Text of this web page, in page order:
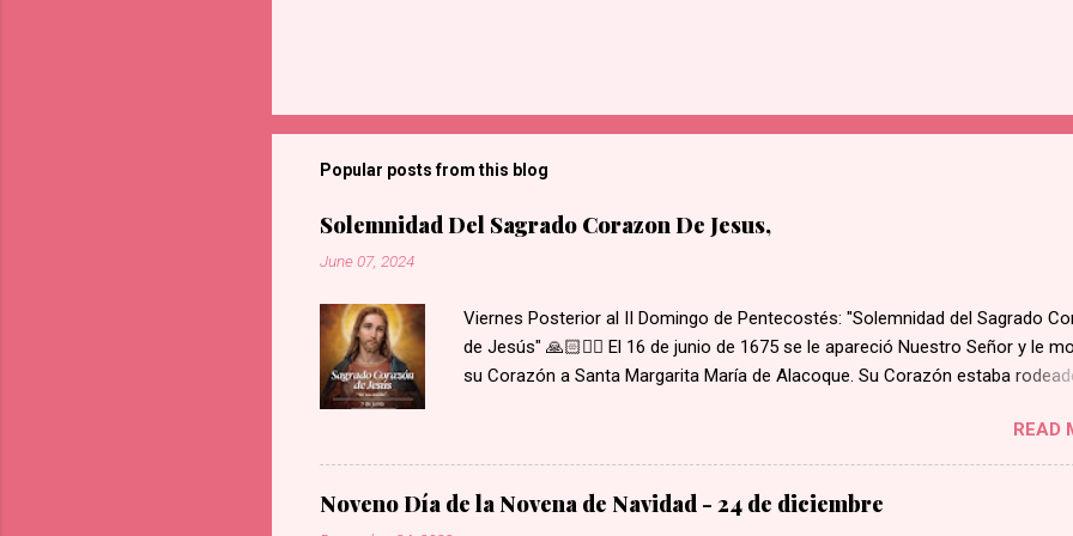
Popular posts from this blog
Solemnidad Del Sagrado Corazon De Jesus,
June 07, 2024
Viernes Posterior al II Domingo de Pentecostés: "Solemnidad del Sagrado
de Jesús" 🙏🏻❤️‍🔥 El 16 de junio de 1675 se le apareció Nuestro Señor y le
su Corazón a Santa Margarita María de Alacoque. Su Corazón estaba
sangre y, del interior de su corazón, salía una cruz. Santa Margarita escuchó
Nuestro Señor decir: "He aquí el Corazón que tanto ha amado a los
cambio, de la mayor parte de los hombres no recibe nada más que ingratitud,
irreverencia y desprecio, en este sacramento de amor." He aquí las promesas
READ
Noveno Día de la Novena de Navidad - 24 de diciembre